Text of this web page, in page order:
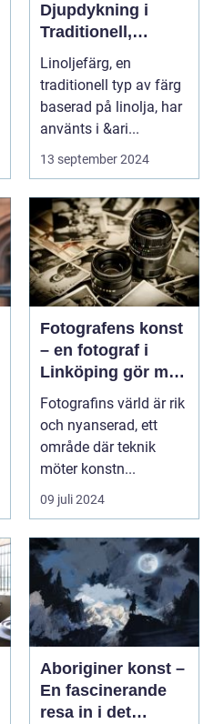
Djupdykning i
Traditionell,
Naturlig och
Hållbar Målarfärg
Linoljefärg, en
traditionell typ av färg
baserad på linolja, har
använts i &ari...
13 september 2024
Fotografens konst
– en fotograf i
Linköping gör mer
än att bara trycka
på en knapp
Fotografins värld är rik
och nyanserad, ett
område där teknik
möter konstn...
09 juli 2024
Aboriginer konst –
En fascinerande
resa in i det